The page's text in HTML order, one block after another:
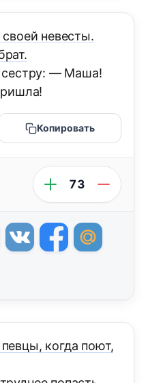
невесты.
сестру: — Маша!
Копировать
73
когда поют,